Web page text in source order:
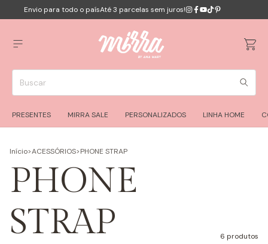
Envio para todo o paísAté 3 parcelas sem juros!
PRESENTES MIRRA SALE PERSONALIZADOS LINHA HOME
Início>ACESSÓRIOS>PHONE STRAP
PHONE
STRAP
6 produtos